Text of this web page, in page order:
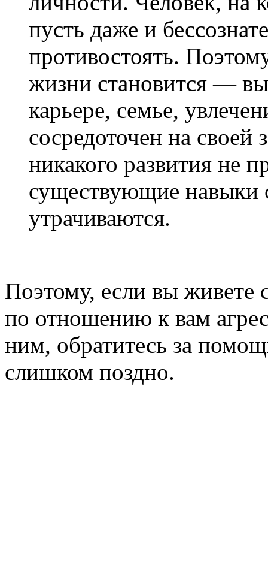
пусть даже и
противостоять.
жизни становится —
карьере, семье,
сосредоточен на своей
никакого развития не
существующие навыки
утрачиваются.
Поэтому, если вы живете
по отношению к вам
ним, обратитесь за
слишком поздно.